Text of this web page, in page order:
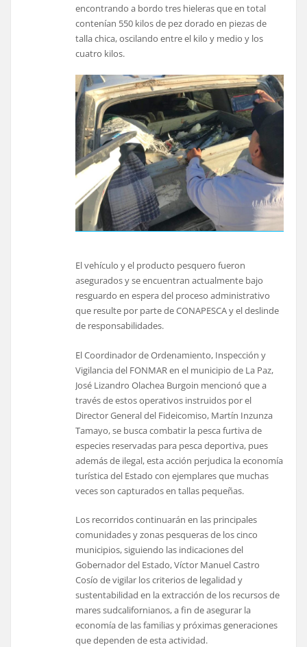
encontrando a bordo tres hieleras que en total
contenían 550 kilos de pez dorado en piezas de
talla chica, oscilando entre el kilo y medio y los
cuatro kilos.
El vehículo y el producto pesquero fueron
asegurados y se encuentran actualmente bajo
resguardo en espera del proceso administrativo
que resulte por parte de CONAPESCA y el deslinde
de responsabilidades.
El Coordinador de Ordenamiento, Inspección y
Vigilancia del FONMAR en el municipio de La Paz,
José Lizandro Olachea Burgoin mencionó que a
través de estos operativos instruidos por el
Director General del Fideicomiso, Martín Inzunza
Tamayo, se busca combatir la pesca furtiva de
especies reservadas para pesca deportiva, pues
además de ilegal, esta acción perjudica la economía
turística del Estado con ejemplares que muchas
veces son capturados en tallas pequeñas.
Los recorridos continuarán en las principales
comunidades y zonas pesqueras de los cinco
municipios, siguiendo las indicaciones del
Gobernador del Estado, Víctor Manuel Castro
Cosío de vigilar los criterios de legalidad y
sustentabilidad en la extracción de los recursos de
mares sudcalifornianos, a fin de asegurar la
economía de las familias y próximas generaciones
que dependen de esta actividad.